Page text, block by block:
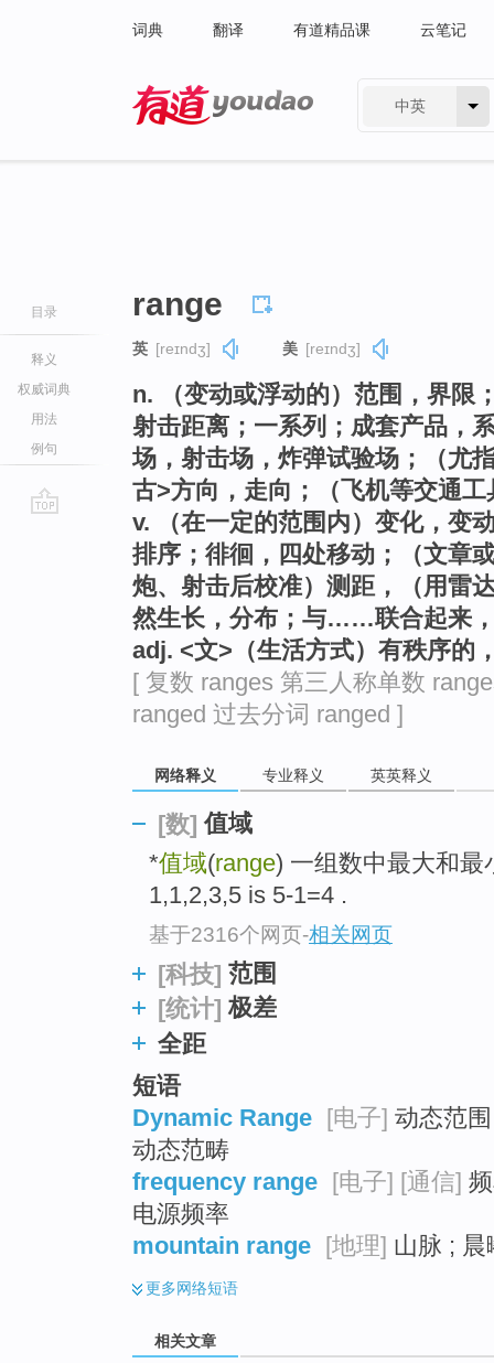
词典 翻译 有道精品课 云笔记
中英
目录
释义
权威词典
用法
例句
range
英 [reɪndʒ] 美 [reɪndʒ]
n. （变动或浮动的）范围，界限
射击距离；一系列；成套产品，
场，射击场，炸弹试验场；（尤
古>方向，走向；（飞机等交通
v. （在一定的范围内）变化，变
排序；徘徊，四处移动；（文章
炮、射击后校准）测距，（用雷
然生长，分布；与……联合起来
adj. <文>（生活方式）有秩序的
[ 复数 ranges 第三人称单数
ranged 过去分词 ranged ]
网络释义 专业释义 英英释义
[数] 值域
*值域(range) 一组数中最大和最
1,1,2,3,5 is 5-1=4 .
基于2316个网页-相关网页
[科技] 范围
[统计] 极差
全距
短语
Dynamic Range
[电子] 动态范
动态范畴
frequency range
[电子] [通信]
电源频率
mountain range
[地理] 山脉 ; 晨
更多网络短语
相关文章